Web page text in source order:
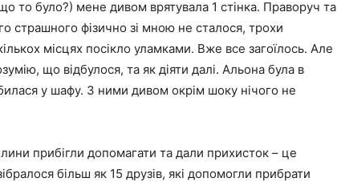
то було?) мене дивом врятувала 1 стінка. Праворуч та
страшного фізично зі мною не сталося, трохи
місцях посікло уламками. Вже все загоїлось. Але
що відбулося, та як діяти далі. Альона була в
у шафу. З ними дивом окрім шоку нічого не
прибігли допомагати та дали прихисток – це
більш як 15 друзів, які допомогли прибрати